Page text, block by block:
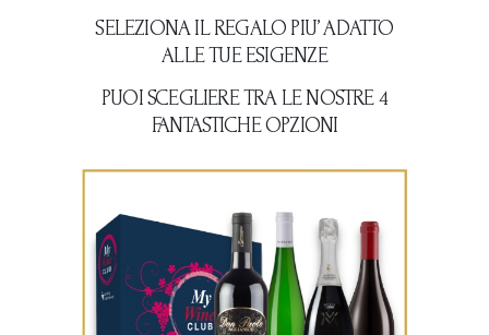
SELEZIONA IL REGALO PIU’ ADATTO
ALLE TUE ESIGENZE
PUOI SCEGLIERE TRA LE NOSTRE 4
FANTASTICHE OPZIONI